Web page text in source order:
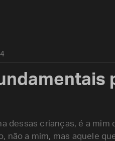
dessas crianças, é a mim
não a mim, mas aquele